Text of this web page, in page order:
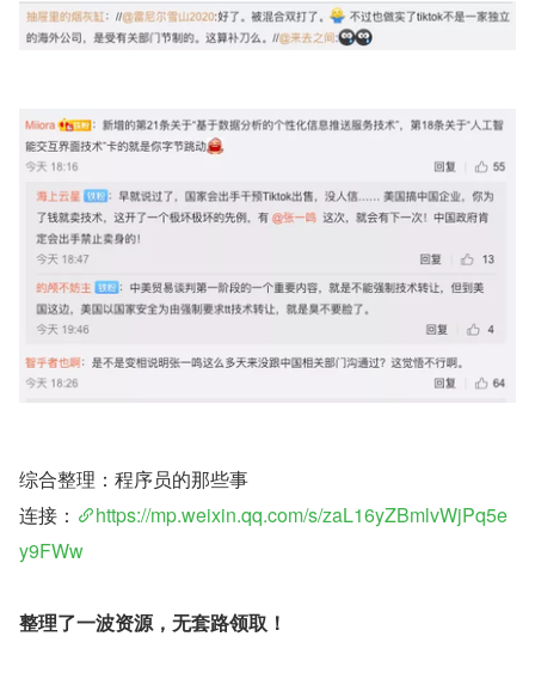
综合整理：程序员的那些事
连接：
https://mp.weixin.qq.com/s/zaL16yZBmlvWjPq5e
y9FWw
整理了一波资源，无套路领取！